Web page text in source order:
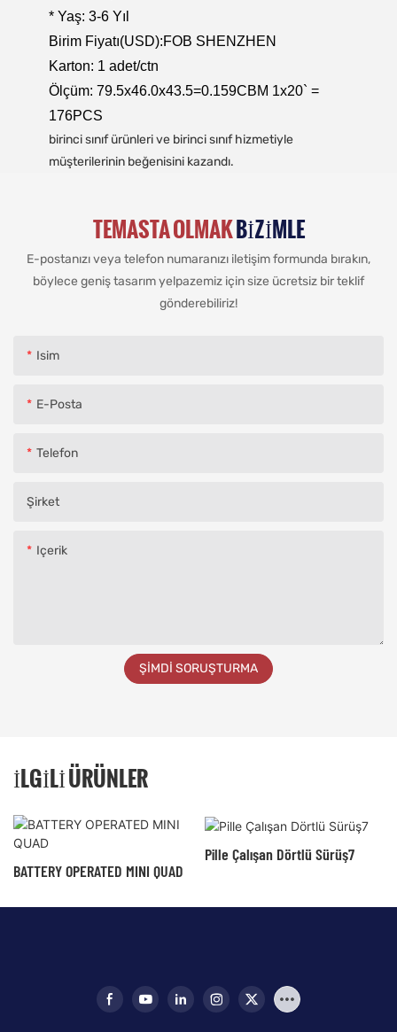
* Yaş: 3-6 Yıl
Birim Fiyatı(USD):FOB SHENZHEN
Karton: 1 adet/ctn
Ölçüm: 79.5x46.0x43.5=0.159CBM 1x20` =
176PCS
birinci sınıf ürünleri ve birinci sınıf hizmetiyle
müşterilerinin beğenisini kazandı.
TEMASTA OLMAKBIZIMLE
E-postanızı veya telefon numaranızı iletişim formunda bırakın,
böylece geniş tasarım yelpazemiz için size ücretsiz bir teklif
gönderebiliriz!
Isim
E-Posta
Telefon
Şirket
Içerik
ŞIMDI SORUŞTURMA
İLGILI ÜRÜNLER
BATTERY OPERATED MINI QUAD
Pille Çalışan Dörtlü Sürüş7